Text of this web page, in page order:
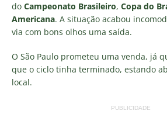
do Campeonato Brasileiro, Copa do
Americana. A situação acabou
via com bons olhos uma saída.
O São Paulo prometeu uma venda, já
que o ciclo tinha terminado, estando
local.
PUBLICIDADE